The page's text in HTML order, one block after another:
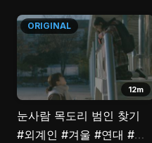
12m
ORIGINAL
눈사람 목도리 범인 찾기
#외계인 #겨울 #연대 #여성